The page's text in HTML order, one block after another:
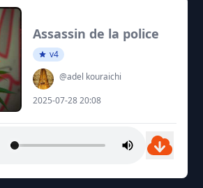
Assassin de la police
v4
@adel kouraichi
2025-07-28 20:08